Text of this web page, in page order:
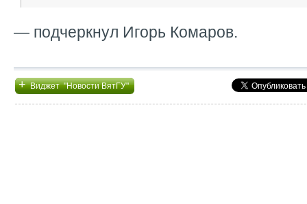
— подчеркнул Игорь Комаров.
+Виджет "Новости ВятГУ"